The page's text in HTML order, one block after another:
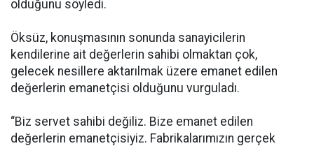
olduğunu söyledi.
Öksüz, konuşmasının sonunda sanayicilerin
kendilerine ait değerlerin sahibi olmaktan çok,
gelecek nesillere aktarılmak üzere emanet edilen
değerlerin emanetçisi olduğunu vurguladı.
“Biz servet sahibi değiliz. Bize emanet edilen
değerlerin emanetçisiyiz. Fabrikalarımızın gerçek